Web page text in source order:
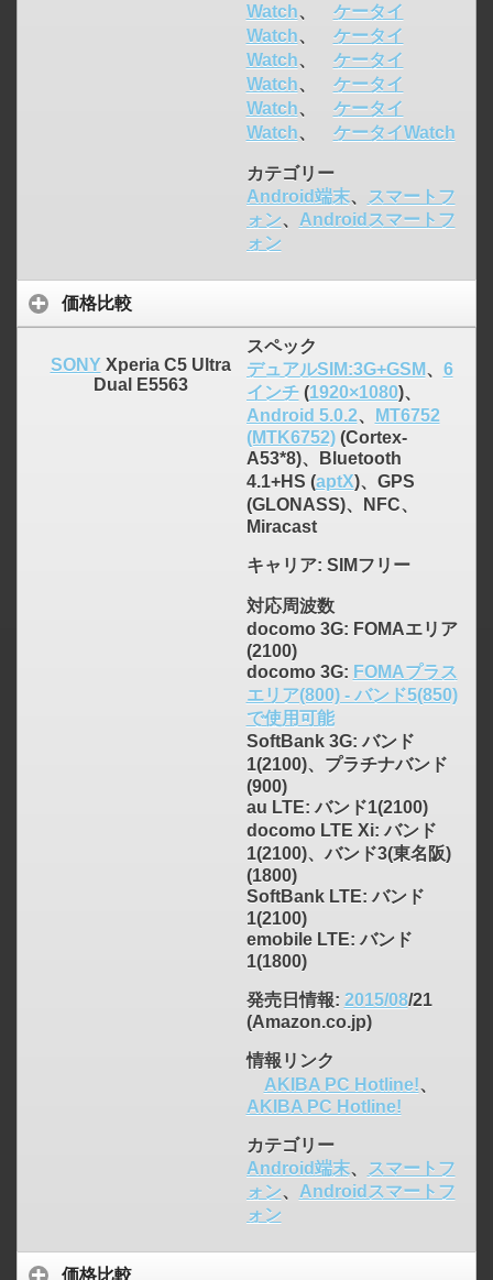
Watch、
ケータイ
Watch、
ケータイ
Watch、
ケータイ
Watch、
ケータイ
Watch、
ケータイ
Watch、 ケータイWatch
カテゴリー
Android端末、
スマートフ
ォン、 Androidスマートフ
ォン
価格比較
SONY Xperia C5 Ultra
Dual E5563
スペック
デュアルSIM:3G+GSM、 6
インチ(1920×1080)、
Android 5.0.2、
MT6752
(MTK6752)(Cortex-
A53*8)、Bluetooth
4.1+HS (aptX)、GPS
(GLONASS)、NFC、
Miracast
キャリア: SIMフリー
対応周波数
docomo 3G: FOMAエリア
(2100)
docomo 3G: FOMAプラス
エリア(800) - バンド5(850)
で使用可能
SoftBank 3G: バンド
1(2100)、プラチナバンド
(900)
au LTE: バンド1(2100)
docomo LTE Xi: バンド
1(2100)、バンド3(東名阪)
(1800)
SoftBank LTE: バンド
1(2100)
emobile LTE: バンド
1(1800)
発売日情報: 2015/08/21
(Amazon.co.jp)
情報リンク
AKIBA PC Hotline!、
AKIBA PC Hotline!
カテゴリー
Android端末、
スマートフ
ォン、 Androidスマートフ
ォン
価格比較